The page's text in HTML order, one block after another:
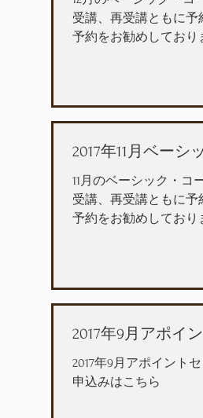
受講、再受講ともに予
予約をお勧めしており
2017年11月ベーシ
11月のベーシック・コ
受講、再受講ともに予
予約をお勧めしており
2017年9月アポイ
2017年9月アポイント
申込みはこちら